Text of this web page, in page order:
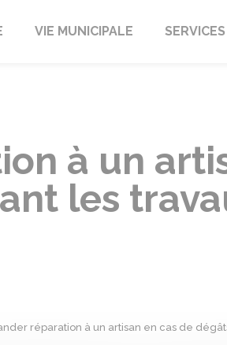
VIE MUNICIPALE SERVICES
à un
les
réparation à un artisan en cas de